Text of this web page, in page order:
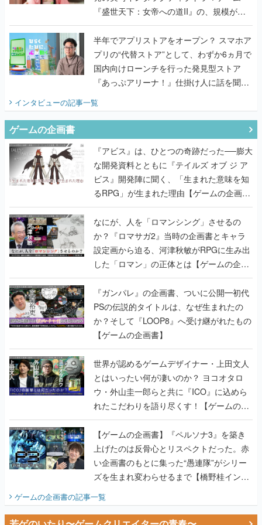
『盛世天下：女帝への道II』の、規模が違
うこだわりをプロデューサーに聞いた
半年でアプリストアをオープン？ スマホア
プリの“代替ストア”として、わずか6ヵ月で
国内向けローンチを行った発見型ストア
『あっぷアリーナ！』仕掛け人に話を聞い
インタビューの記事一覧
ゲームの企画書
『アビス』は、ひとつの奇跡だった──膨大
な開発資料とともに『テイルズ オブ ジ ア
ビス』開発陣に聞く、「生まれた意味を知
るRPG」が生まれた理由【ゲームの企画
書】
なにが、人を「ロマンシング」させるの
か？『ロマサガ2』当時の企画書とキャラ
設定画から迫る、河津秋敏がRPGに生み出
した「ロマン」の正体とは【ゲームの企画
書】
『ガンパレ』の企画書、ついに公開━初代
PSの伝説的タイトルは、なぜ生まれたの
か？そして『LOOP8』へ受け継がれたもの
【ゲームの企画書】
世界が認めるゲームデザイナー・上田文人
とはいったい何が凄いのか？ ヨコオタロ
ウ・外山圭一郎らと共に『ICO』に込めら
れたこだわりを語り尽くす！【ゲームの企
画書】
【ゲームの企画書】『ペルソナ3』を築き
上げたのは反骨心とリスペクトだった。赤
い企画書のもとに集った“愚連隊”がシリー
ズを生まれ変わらせるまで【橋野桂インタ
ゲームの企画書の記事一覧